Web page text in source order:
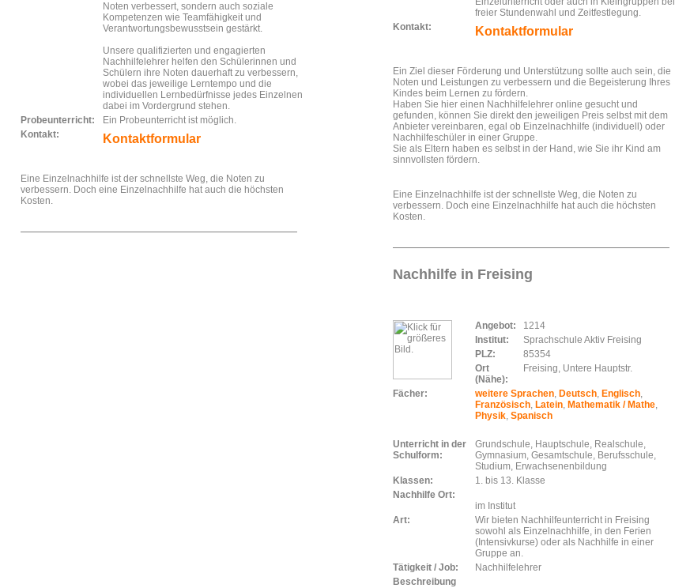
Noten verbessert, sondern auch soziale
Kompetenzen wie Teamfähigkeit und
Verantwortungsbewusstsein gestärkt.
Unsere qualifizierten und engagierten
Nachhilfelehrer helfen den Schülerinnen und
Schülern ihre Noten dauerhaft zu verbessern,
wobei das jeweilige Lerntempo und die
individuellen Lernbedürfnisse jedes Einzelnen
dabei im Vordergrund stehen.
Probeunterricht:
Ein Probeunterricht ist möglich.
Kontakt:
Kontaktformular
Eine Einzelnachhilfe ist der schnellste Weg, die Noten zu
verbessern. Doch eine Einzelnachhilfe hat auch die höchsten
Kosten.
freier Stundenwahl und Zeitfestlegung.
Kontakt:
Kontaktformular
Ein Ziel dieser Förderung und Unterstützung sollte auch sein, die
Noten und Leistungen zu verbessern und die Begeisterung Ihres
Kindes beim Lernen zu fördern.
Haben Sie hier einen Nachhilfelehrer online gesucht und
gefunden, können Sie direkt den jeweiligen Preis selbst mit dem
Anbieter vereinbaren, egal ob Einzelnachhilfe (individuell) oder
Nachhilfeschüler in einer Gruppe.
Sie als Eltern haben es selbst in der Hand, wie Sie ihr Kind am
sinnvollsten fördern.
Eine Einzelnachhilfe ist der schnellste Weg, die Noten zu
verbessern. Doch eine Einzelnachhilfe hat auch die höchsten
Kosten.
Nachhilfe in Freising
Angebot:
1214
Institut:
Sprachschule Aktiv Freising
PLZ:
85354
Ort
(Nähe):
Freising, Untere Hauptstr.
Fächer: weitere Sprachen, Deutsch, Englisch,
Französisch, Latein, Mathematik / Mathe,
Physik, Spanisch
Unterricht in der
Schulform:
Grundschule, Hauptschule, Realschule,
Gymnasium, Gesamtschule, Berufsschule,
Studium, Erwachsenenbildung
Klassen:
1. bis 13. Klasse
Nachhilfe Ort:
im Institut
Art:
Wir bieten Nachhilfeunterricht in Freising
sowohl als Einzelnachhilfe, in den Ferien
(Intensivkurse) oder als Nachhilfe in einer
Gruppe an.
Tätigkeit / Job:
Nachhilfelehrer
Beschreibung